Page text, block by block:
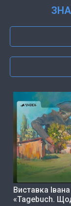
Виставка
«Tagebuch.